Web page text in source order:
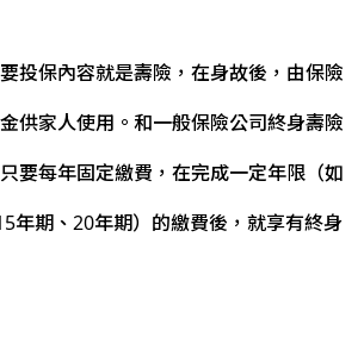
投保內容就是壽險，在身故後，由保險
供家人使用。和一般保險公司終身壽險
要每年固定繳費，在完成一定年限（如
年期、20年期）的繳費後，就享有終身